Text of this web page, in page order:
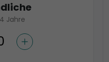
Jahre